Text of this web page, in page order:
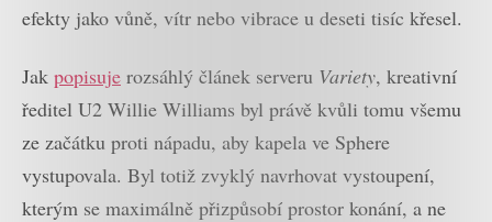
efekty jako vůně, vítr nebo vibrace u deseti tisíc křesel.
Jak popisuje rozsáhlý článek serveru Variety, kreativní
ředitel U2 Willie Williams byl právě kvůli tomu všemu
ze začátku proti nápadu, aby kapela ve Sphere
vystupovala. Byl totiž zvyklý navrhovat vystoupení,
kterým se maximálně přizpůsobí prostor konání, a ne